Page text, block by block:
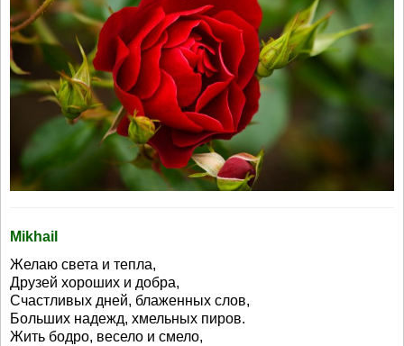
Mikhail
Желаю света и тепла,
Друзей хороших и добра,
Счастливых дней, блаженных слов,
Больших надежд, хмельных пиров.
Жить бодро, весело и смело,